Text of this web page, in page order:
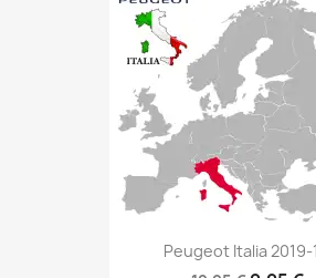
Peugeot Italia 2019-